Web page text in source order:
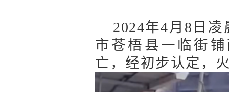
2024年4月8日
市苍梧县一临街
亡，经初步认定，